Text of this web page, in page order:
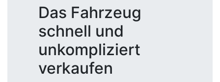
Das Fahrzeug
schnell und
unkompliziert
verkaufen